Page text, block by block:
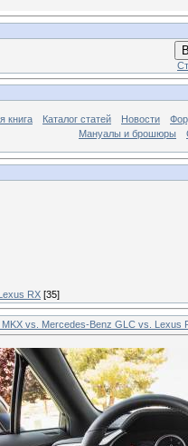
книга Каталог статей Новости
Мануалы и брошюры
RX [35]
MKX vs. Mercedes-Benz GLC vs. Lexus